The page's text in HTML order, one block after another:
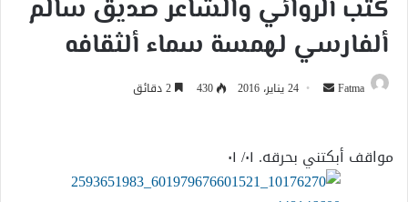
كتب ألروائي والشاعر صديق سالم
ألفارسي لهمسة سماء ألثقافه
Fatma
أرسل 24 يناير، 2016 430
مواقف أبكتني بحرقه. ٠١/ ٠١